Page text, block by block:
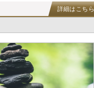
詳細はこちら